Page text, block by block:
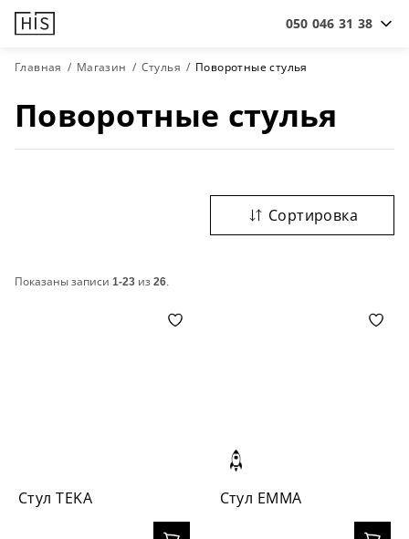
050 046 31 38
Главная Магазин Стулья Поворотные стулья
Поворотные стулья
Сортировка
Показаны записи 1-23 из26.
Стул TEKA Стул EMMA